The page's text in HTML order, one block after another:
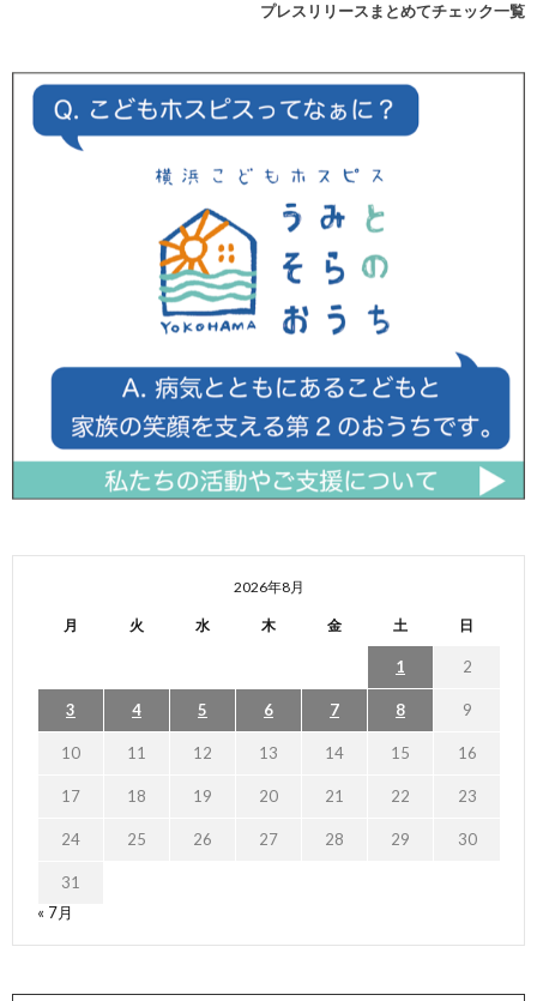
プレスリリースまとめてチェック一覧
2026年8月
月 火 水 木 金 土 日
1 2
3 4 5 6 7 8 9
10 11 12 13 14 15 16
17 18 19 20 21 22 23
24 25 26 27 28 29 30
31
« 7月